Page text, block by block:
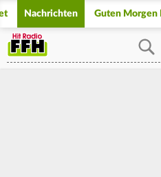
Nachrichten Guten Morgen